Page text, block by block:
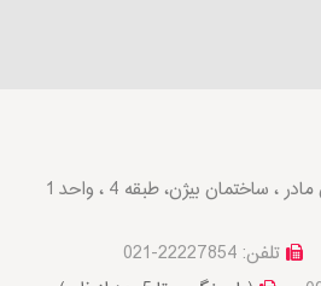
، ساختمان بیژن، طبقه 4 ، واحد 1
تلفن: 22227854-021